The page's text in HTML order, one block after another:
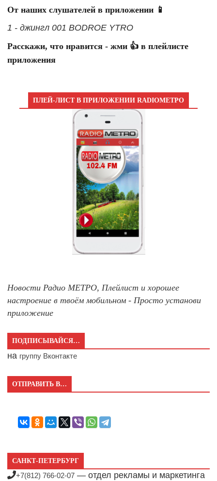
От наших слушателей в приложении 📱
1 - джингл 001 BODROE YTRO
Расскажи, что нравится - жми 👍 в плейлисте
приложения
ПЛЕЙ-ЛИСТ В ПРИЛОЖЕНИИ RADIOМЕТРО
Новости Радио МЕТРО, Плейлист и хорошее
настроение в твоём мобильном - Просто установи
приложение
ПОДПИСЫВАЙСЯ…
на группу Вконтакте
ОТПРАВИТЬ В…
САНКТ-ПЕТЕРБУРГ
+7(812) 766-02-07 — отдел рекламы и маркетинга